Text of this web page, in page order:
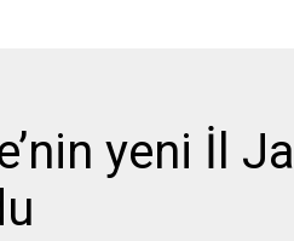
yeni İl